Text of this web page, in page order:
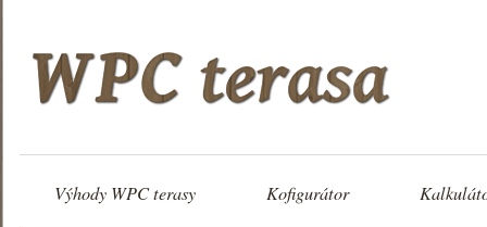
Výhody WPC terasy Kofigurátor